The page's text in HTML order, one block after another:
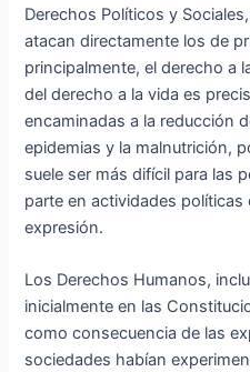
Derechos Políticos y
atacan directamente los de
principalmente, el derecho a
del derecho a la vida es
encaminadas a la reducción
epidemias y la malnutrición,
suele ser más difícil para las
parte en actividades políticas
expresión.
Los Derechos Humanos,
inicialmente en las
como consecuencia de las
sociedades habían